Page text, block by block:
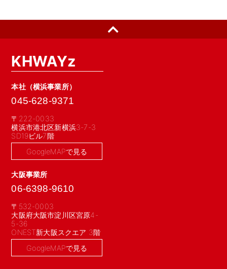
KHWAYz
本社（横浜事業所）
045-628-9371
〒222-0033
横浜市港北区新横浜3-7-3
SD19ビル7階
GoogleMAPで見る
大阪事業所
06-6398-9610
〒532-0003
大阪府大阪市淀川区宮原4-
5-36
ONEST新大阪スクエア 3階
GoogleMAPで見る